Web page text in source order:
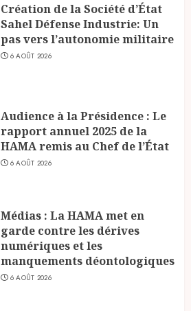
Création de la Société d’État
Sahel Défense Industrie: Un
pas vers l’autonomie militaire
6 AOÛT 2026
Audience à la Présidence : Le
rapport annuel 2025 de la
HAMA remis au Chef de l’État
6 AOÛT 2026
Médias : La HAMA met en
garde contre les dérives
numériques et les
manquements déontologiques
6 AOÛT 2026